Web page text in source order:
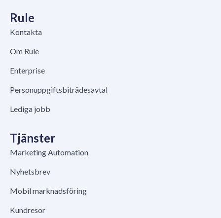
Rule
Kontakta
Om Rule
Enterprise
Personuppgiftsbiträdesavtal
Lediga jobb
Tjänster
Marketing Automation
Nyhetsbrev
Mobil marknadsföring
Kundresor